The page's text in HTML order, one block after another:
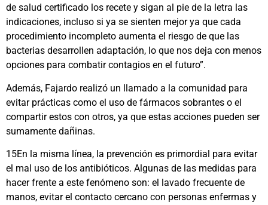
de salud certificado los recete y sigan al pie de la letra las
indicaciones, incluso si ya se sienten mejor ya que cada
procedimiento incompleto aumenta el riesgo de que las
bacterias desarrollen adaptación, lo que nos deja con menos
opciones para combatir contagios en el futuro”.
Además, Fajardo realizó un llamado a la comunidad para
evitar prácticas como el uso de fármacos sobrantes o el
compartir estos con otros, ya que estas acciones pueden ser
sumamente dañinas.
15En la misma línea, la prevención es primordial para evitar
el mal uso de los antibióticos. Algunas de las medidas para
hacer frente a este fenómeno son: el lavado frecuente de
manos, evitar el contacto cercano con personas enfermas y